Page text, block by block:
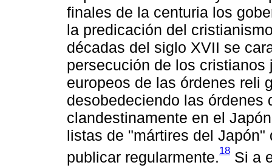
finales de la centuria los
la predicación del
décadas del siglo XVII se
persecución de los
europeos de las órdenes reli
desobedeciendo las órdenes
clandestinamente en el
listas de "mártires del
publicar regularmente.18 Si a